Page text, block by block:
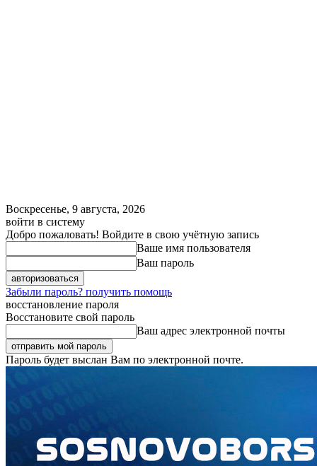
Воскресенье, 9 августа, 2026
войти в систему
Добро пожаловать! Войдите в свою учётную запись
Ваше имя пользователя
Ваш пароль
Забыли пароль? получить помощь
восстановление пароля
Восстановите свой пароль
Ваш адрес электронной почты
Пароль будет выслан Вам по электронной почте.